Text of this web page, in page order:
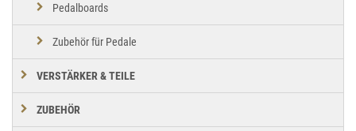
Pedalboards
Zubehör für Pedale
VERSTÄRKER & TEILE
ZUBEHÖR